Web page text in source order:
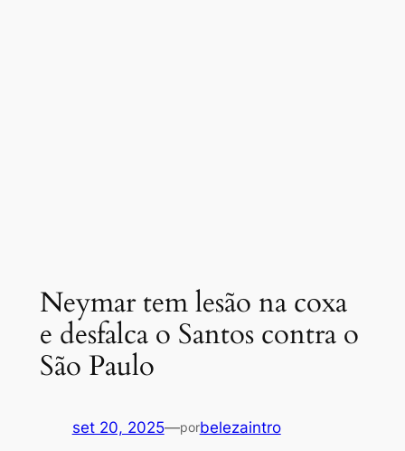
Neymar tem lesão na coxa
e desfalca o Santos contra o
São Paulo
set 20, 2025—porbelezaintro